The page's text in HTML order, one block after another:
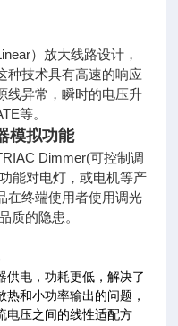
）放大线路设计，
种技术具有高速的响应
线异常，瞬时的电压升
等。
模拟功能
Dimmer(可控制调
能对电灯，或电机等产
在终端使用者使用调光
质的隐患。
供电，功耗更低，解决了
和小功率输出的问题，
电压之间的线性适配方